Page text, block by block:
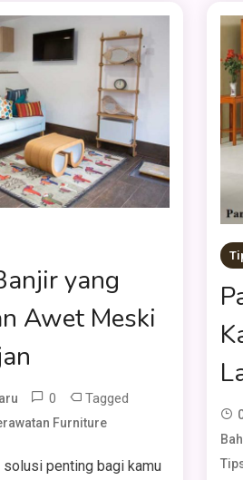
yang
Awet Meski
0 Tagged
Furniture
solusi penting bagi kamu